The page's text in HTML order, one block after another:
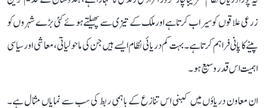
زرعی علاقوں کو سیراب کرتا ہے اور ملک کے تیزی سے پھیلتے ہوئے کئی بڑے شہروں کو
پینے کا پانی فراہم کرتا ہے۔ بہت کم دریائی نظام ایسے ہیں جن کی ماحولیاتی، معاشی اور سیاسی
اہمیت اس قدر وسیع ہو۔
ان معاون دریاؤں میں کبنی اس تنازع کے باہمی ربط کی سب سے نمایاں مثال ہے۔